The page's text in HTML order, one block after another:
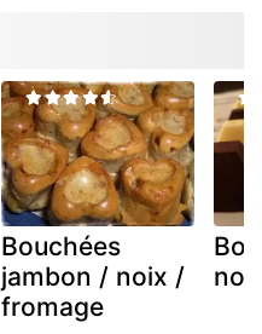
Bouchées
jambon / noix /
fromage